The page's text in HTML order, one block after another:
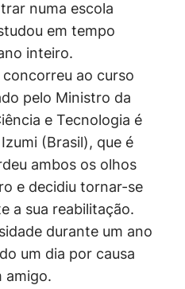
numa escola
em tempo
inteiro.
ao curso
pelo Ministro da
e Tecnologia é
(Brasil), que é
ambos os olhos
e decidiu tornar-se
a sua reabilitação.
durante um ano
um dia por causa
amigo.